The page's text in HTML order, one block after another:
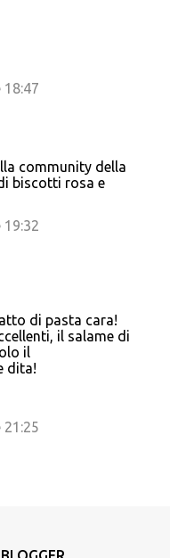
community della
biscotti rosa e
di pasta cara!
il salame di
il
dita!